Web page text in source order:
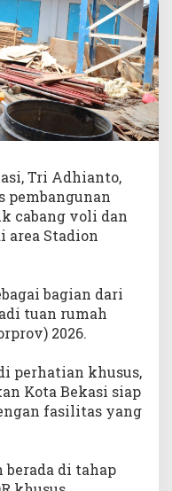
Tri Adhianto,
pembangunan
cabang voli dan
area Stadion
bagian dari
tuan rumah
2026.
perhatian khusus,
Kota Bekasi siap
fasilitas yang
berada di tahap